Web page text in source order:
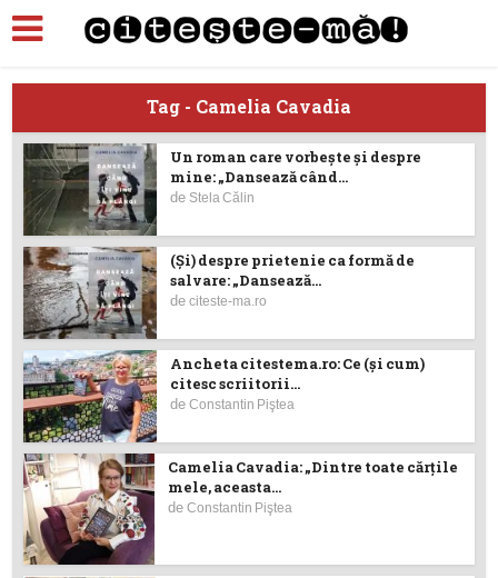
Tag - Camelia Cavadia
Un roman care vorbește și despre
mine: „Dansează când...
de Stela Călin
(Şi) despre prietenie ca formă de
salvare: „Dansează...
deciteste-ma.ro
Ancheta citestema.ro: Ce (şi cum)
citesc scriitorii...
deConstantin Piştea
Camelia Cavadia: „Dintre toate cărțile
mele, aceasta...
deConstantin Piştea